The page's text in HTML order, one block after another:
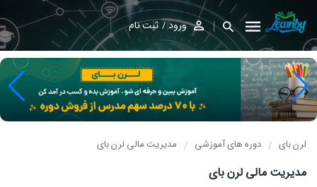
ورود ثبت نام
لرن بای دوره های آموزشی مدیریت مالی لرن بای
مدیریت مالی لرن بای